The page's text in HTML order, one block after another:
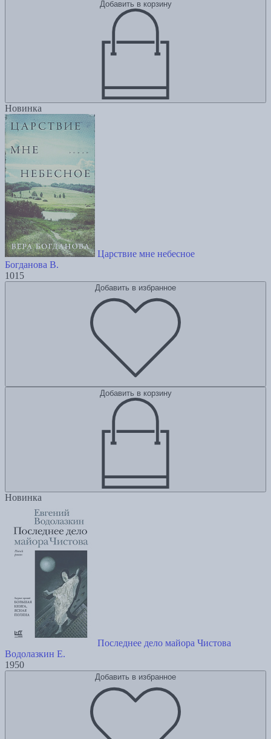
Добавить в корзину
Новинка
Царствие мне небесное
Богданова В.
1015
Добавить в избранное
Добавить в корзину
Новинка
Последнее дело майора Чистова
Водолазкин Е.
1950
Добавить в избранное